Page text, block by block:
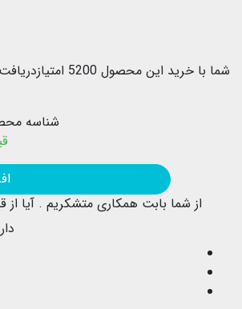
شما با خرید این محصول 5200
شناسه
از شما بابت همکاری متشکریم . آیا